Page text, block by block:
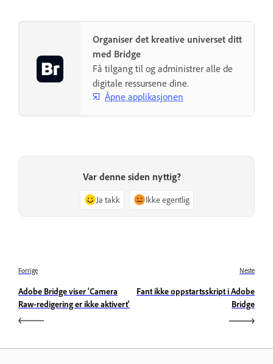
Organiser det kreative universet ditt
med Bridge
Få tilgang til og administrer alle de
digitale ressursene dine.
Åpne applikasjonen
Var denne siden nyttig?
Ja takk Ikke egentlig
Forrige
Adobe Bridge viser 'Camera
Raw-redigering er ikke aktivert'
Neste
Fant ikke oppstartsskript i Adobe
Bridge